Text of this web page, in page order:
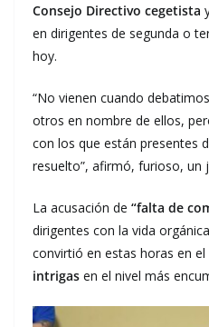
Consejo Directivo cegetista
en dirigentes de segunda o
hoy.
“No vienen cuando
otros en nombre de ellos,
con los que están presentes
resuelto”, afirmó, furioso, un
La acusación de “falta de
dirigentes con la vida
convirtió en estas horas en
intrigas en el nivel más